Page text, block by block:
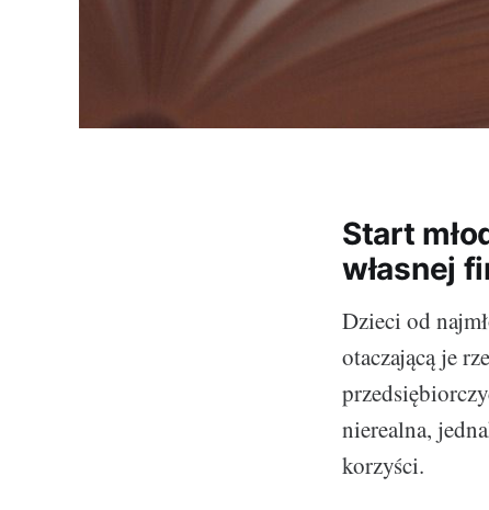
Start
własnej
Dzieci od
otaczającą je
nierealna,
korzyści.